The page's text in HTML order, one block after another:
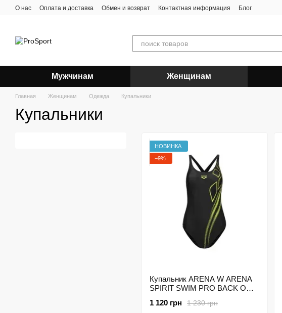
Перейти к основному контенту
О нас Оплата и доставка Обмен и возврат Контактная информация Блог
Мужчинам Женщинам
Главная Женщинам Одежда Купальники
Купальники
НОВИНКА
−9%
Купальник ARENA W ARENA
SPIRIT SWIM PRO BACK O
1 230 грн
1 120 грн